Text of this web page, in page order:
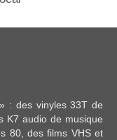
: des vinyles 33T de
K7 audio de musique
80, desfilms VHS et